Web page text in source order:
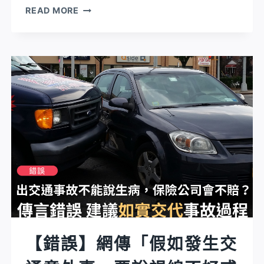
察
巡
邏
車，
把
車
頂
兩
支
示
燈
READ MORE 【事
清】
網
傳
照
片
宣
「新
台
幣
右
方
的
【錯誤】網傳「假如發生交